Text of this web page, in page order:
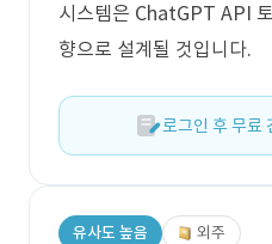
시스템은 ChatGPT API
향으로 설계될 것입니다.
로그인 후 무료
유사도 높음 외주